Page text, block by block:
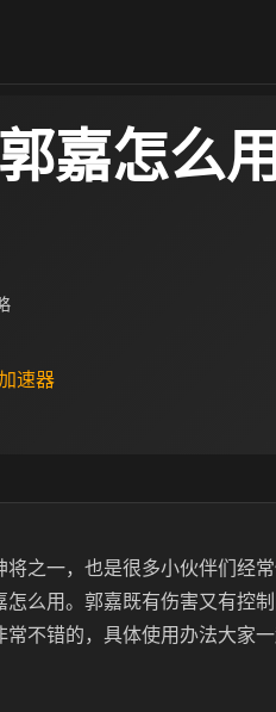
嘉怎么
速器
之一，也是很多小伙伴们经
么用。郭嘉既有伤害又有控
不错的，具体使用办法大家一